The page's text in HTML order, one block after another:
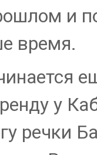
и
время.
у
речки